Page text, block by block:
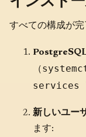
すべての構成が
（
新しいユー
ます: